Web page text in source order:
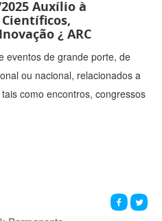
Auxílio à
¿ ARC
eventos de grande porte, de
ou nacional, relacionados a
como encontros, congressos